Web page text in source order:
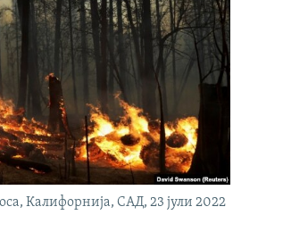
Калифорнија, САД, 23 јули 2022